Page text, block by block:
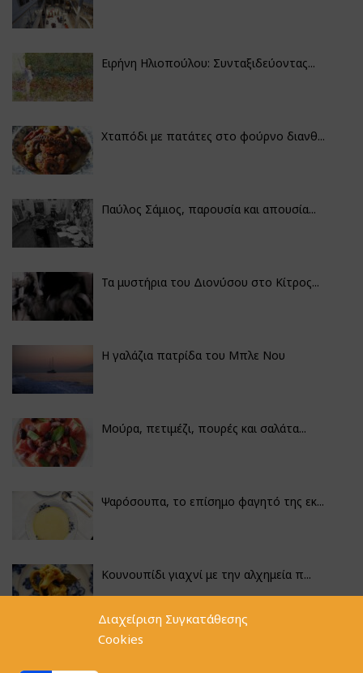
Διαχείριση Συγκατάθεσης
Cookies
Ειρήνη Ηλιοπούλου: Συνταξιδεύοντας...
Χταπόδι με πατάτες στο φούρνο διανθ...
Παύλος Σάμιος, παρουσία και απουσία...
Τα μυστήρια του Διονύσου στο Κίτρος...
Η γαλάζια πατρίδα του Μπλε Νου
Μούρα, πετιμέζι, πουρές και σαλάτα...
Ψαρόσουπα, το επίσημο φαγητό της εκ...
Κουνουπίδι γιαχνί με την αλχημεία π...
Αγκινάρες γεμιστές με ρύζι και ριζό...